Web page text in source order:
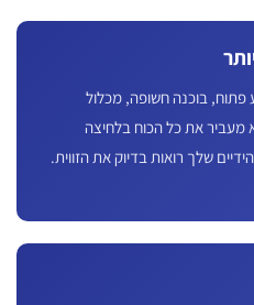
חשופה, מכלול
את כל הכוח בלחיצה
רואות בדיוק את הזווית.